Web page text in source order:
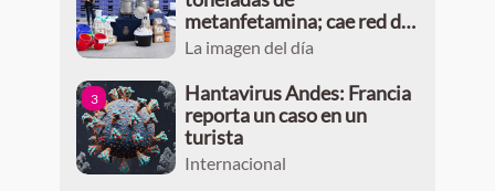
metanfetamina; cae red de
grupo delictivo de Jalisco
La imagen del día
3
Hantavirus Andes: Francia
reporta un caso en un
turista
Internacional